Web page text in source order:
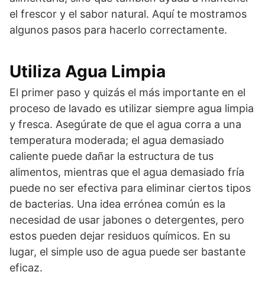
el frescor y el sabor natural. Aquí te mostramos
algunos pasos para hacerlo correctamente.
Utiliza Agua Limpia
El primer paso y quizás el más importante en el
proceso de lavado es utilizar siempre agua limpia
y fresca. Asegúrate de que el agua corra a una
temperatura moderada; el agua demasiado
caliente puede dañar la estructura de tus
alimentos, mientras que el agua demasiado fría
puede no ser efectiva para eliminar ciertos tipos
de bacterias. Una idea errónea común es la
necesidad de usar jabones o detergentes, pero
estos pueden dejar residuos químicos. En su
lugar, el simple uso de agua puede ser bastante
eficaz.